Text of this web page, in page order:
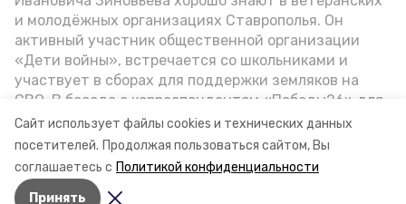
Сайт использует файлы cookies и технических данных
посетителей. Продолжая пользоваться сайтом, Вы
соглашаетесь с Политикой конфиденциальности
Принять
и молодёжных организациях Ставрополья. Он
активный участник общественной организации
«Дети войны», встречается со школьниками и
участвует в сборах для поддержки земляков на
СВО. В беседе с корреспондентом «Победы26» для
спецпроекта «Дети Великой Отечественной»
ветеран рассказал о зверствах оккупантов в годы
ВОВ, о службе в Москве, «богатыре» Фиделе Кастро
и шпионе Пеньковском, о борьбе с криминалом на
Ставрополье.
Все новости
ставропольский край владимир владимиров
минпром ск